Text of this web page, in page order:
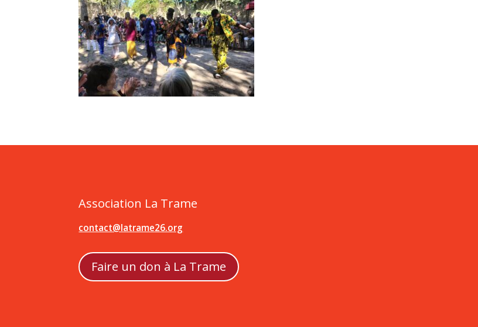
Association La Trame
contact@latrame26.org
Faire un don à La Trame